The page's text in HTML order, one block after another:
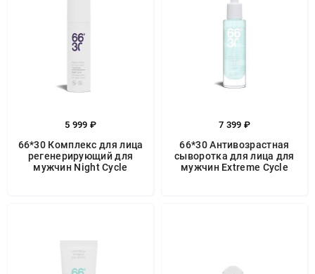
5 999 ₽
66*30 Комплекс для лица
регенерирующий для
мужчин Night Cycle
7 399 ₽
66*30 Антивозрастная
сыворотка для лица для
мужчин Extreme Cycle